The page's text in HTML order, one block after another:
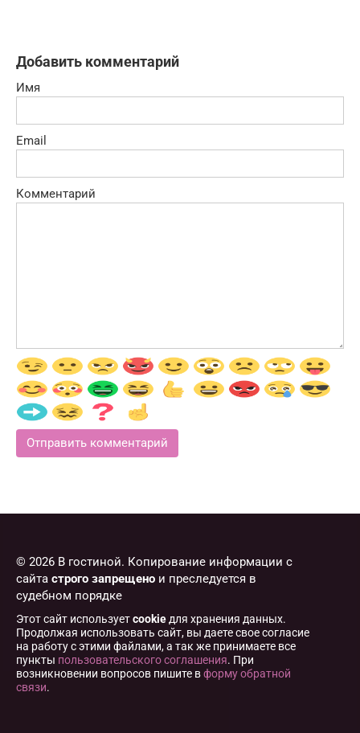
Добавить комментарий
Имя
Email
Комментарий
© 2026 В гостиной. Копирование информации с
сайта строго запрещено и преследуется в
судебном порядке
Этот сайт используетcookie для хранения данных.
Продолжая использовать сайт, вы даете свое согласие
на работу с этими файлами, а так же принимаете все
пункты пользовательского соглашения. При
возникновении вопросов пишите вформу обратной
связи.